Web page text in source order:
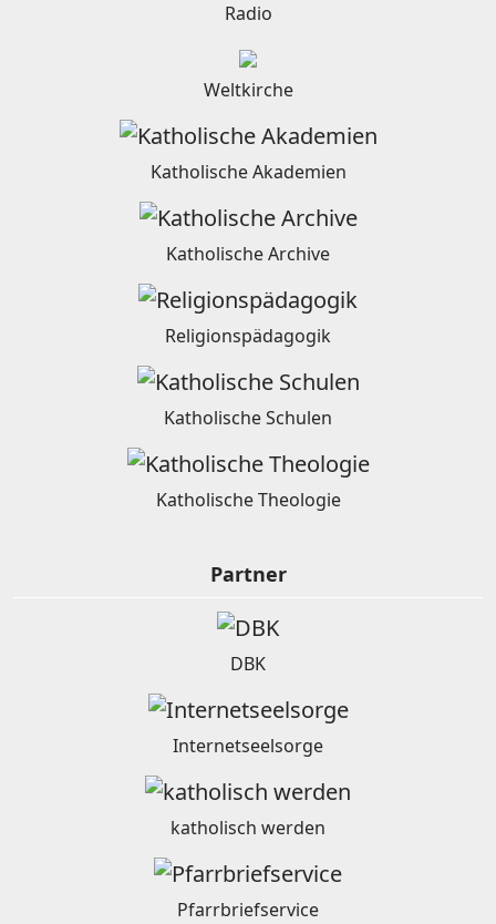
Radio
Weltkirche
Katholische Akademien
Katholische Archive
Religionspädagogik
Katholische Schulen
Katholische Theologie
Partner
DBK
Internetseelsorge
katholisch werden
Pfarrbriefservice